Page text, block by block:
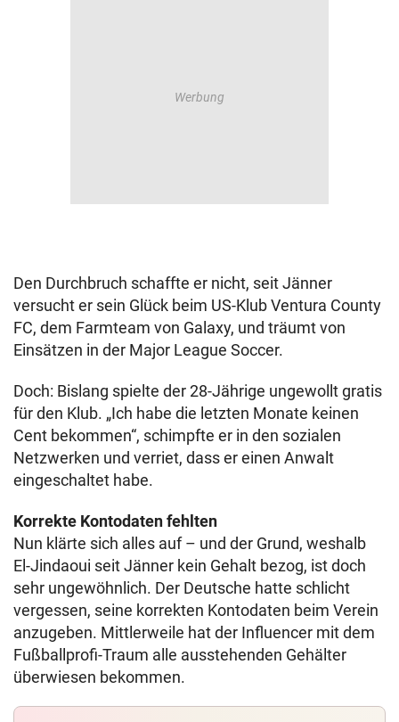
Den Durchbruch schaffte er nicht, seit Jänner
versucht er sein Glück beim US-Klub Ventura County
FC, dem Farmteam von Galaxy, und träumt von
Einsätzen in der Major League Soccer.
Doch: Bislang spielte der 28-Jährige ungewollt gratis
für den Klub. „Ich habe die letzten Monate keinen
Cent bekommen“, schimpfte er in den sozialen
Netzwerken und verriet, dass er einen Anwalt
eingeschaltet habe.
Korrekte Kontodaten fehlten
Nun klärte sich alles auf – und der Grund, weshalb
El-Jindaoui seit Jänner kein Gehalt bezog, ist doch
sehr ungewöhnlich. Der Deutsche hatte schlicht
vergessen, seine korrekten Kontodaten beim Verein
anzugeben. Mittlerweile hat der Influencer mit dem
Fußballprofi-Traum alle ausstehenden Gehälter
überwiesen bekommen.